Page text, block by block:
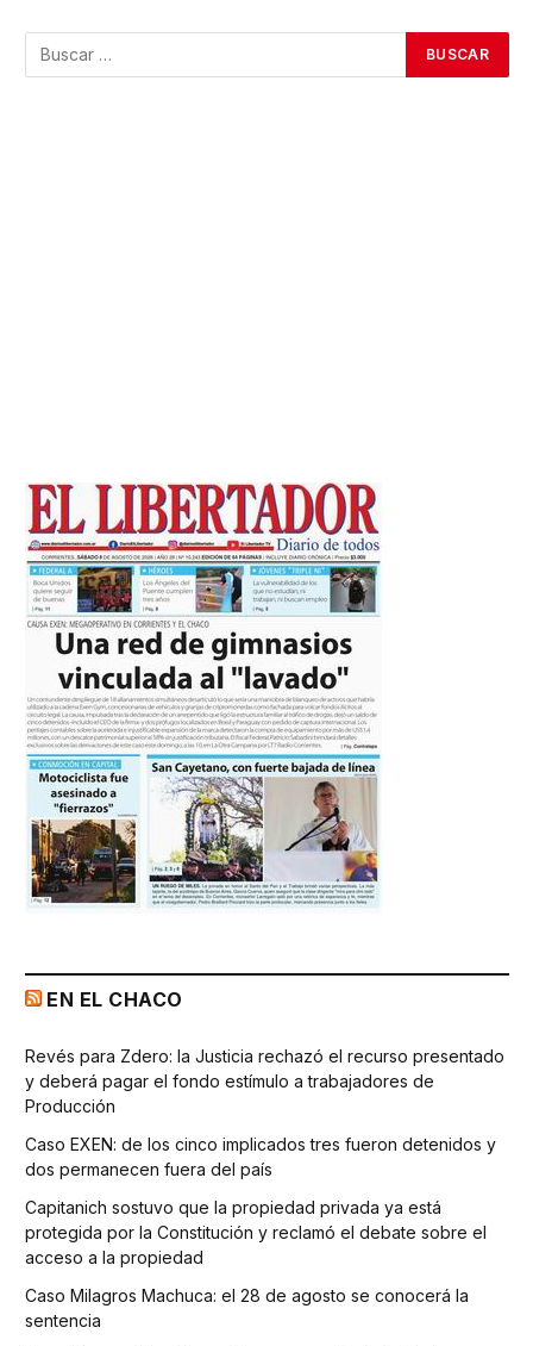
EN EL CHACO
Revés para Zdero: la Justicia rechazó el recurso presentado
y deberá pagar el fondo estímulo a trabajadores de
Producción
Caso EXEN: de los cinco implicados tres fueron detenidos y
dos permanecen fuera del país
Capitanich sostuvo que la propiedad privada ya está
protegida por la Constitución y reclamó el debate sobre el
acceso a la propiedad
Caso Milagros Machuca: el 28 de agosto se conocerá la
sentencia